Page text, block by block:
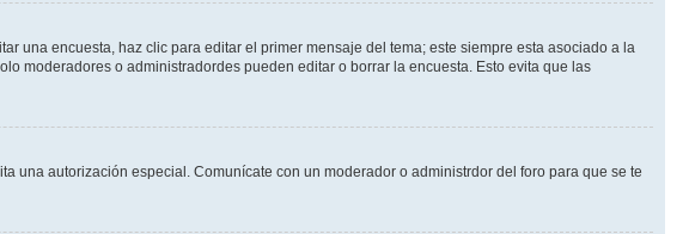
una encuesta, haz clic para editar el primer mensaje del tema; este siempre esta asociado a la
moderadores o administradordes pueden editar o borrar la encuesta. Esto evita que las
una autorización especial. Comunícate con un moderador o administrdor del foro para que se te